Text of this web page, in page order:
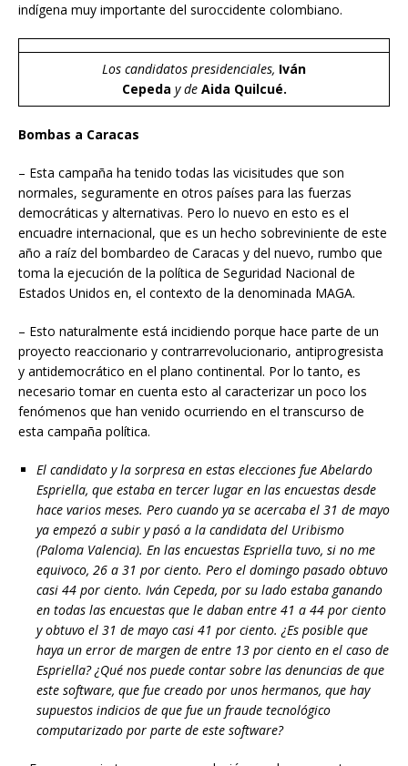
indígena muy importante del suroccidente colombiano.
Los candidatos presidenciales, Iván
Cepeda y de Aida Quilcué.
Bombas a Caracas
– Esta campaña ha tenido todas las vicisitudes que son
normales, seguramente en otros países para las fuerzas
democráticas y alternativas. Pero lo nuevo en esto es el
encuadre internacional, que es un hecho sobreviniente de este
año a raíz del bombardeo de Caracas y del nuevo, rumbo que
toma la ejecución de la política de Seguridad Nacional de
Estados Unidos en, el contexto de la denominada MAGA.
– Esto naturalmente está incidiendo porque hace parte de un
proyecto reaccionario y contrarrevolucionario, antiprogresista
y antidemocrático en el plano continental. Por lo tanto, es
necesario tomar en cuenta esto al caracterizar un poco los
fenómenos que han venido ocurriendo en el transcurso de
esta campaña política.
El candidato y la sorpresa en estas elecciones fue Abelardo
Espriella, que estaba en tercer lugar en las encuestas desde
hace varios meses. Pero cuando ya se acercaba el 31 de mayo
ya empezó a subir y pasó a la candidata del Uribismo
(Paloma Valencia). En las encuestas Espriella tuvo, si no me
equivoco, 26 a 31 por ciento. Pero el domingo pasado obtuvo
casi 44 por ciento. Iván Cepeda, por su lado estaba ganando
en todas las encuestas que le daban entre 41 a 44 por ciento
y obtuvo el 31 de mayo casi 41 por ciento. ¿Es posible que
haya un error de margen de entre 13 por ciento en el caso de
Espriella? ¿Qué nos puede contar sobre las denuncias de que
este software, que fue creado por unos hermanos, que hay
supuestos indicios de que fue un fraude tecnológico
computarizado por parte de este software?